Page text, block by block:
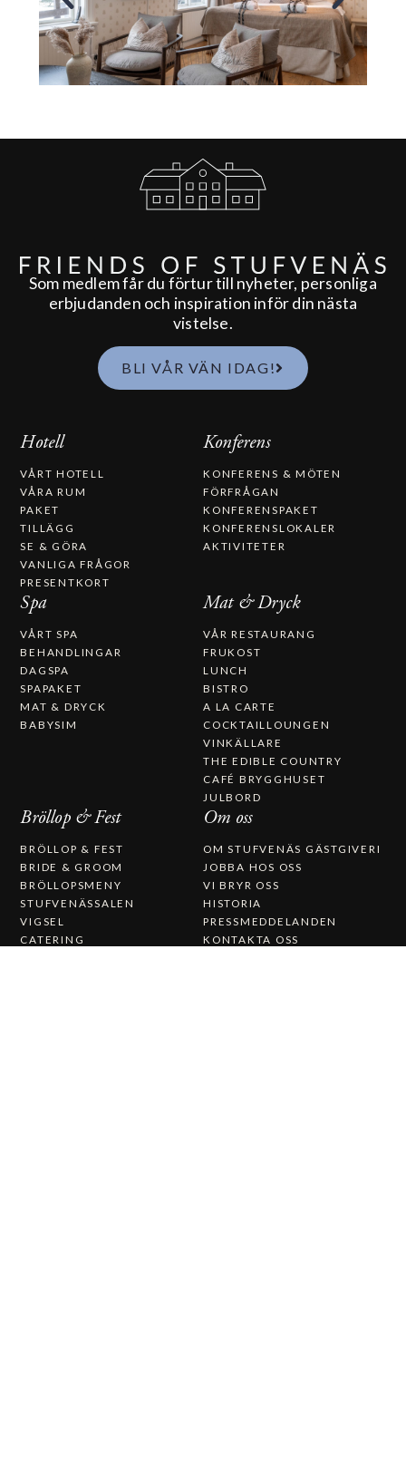
Som medlem får du förtur till nyheter, personliga
erbjudanden och inspiration inför din nästa
vistelse.
BLI VÅR VÄN IDAG!
Hotell
VÅRT HOTELL
VÅRA RUM
PAKET
TILLÄGG
SE & GÖRA
VANLIGA FRÅGOR
PRESENTKORT
Konferens
KONFERENS & MÖTEN
FÖRFRÅGAN
KONFERENSPAKET
KONFERENSLOKALER
AKTIVITETER
Spa
VÅRT SPA
BEHANDLINGAR
DAGSPA
SPAPAKET
MAT & DRYCK
BABYSIM
Mat & Dryck
VÅR RESTAURANG
FRUKOST
LUNCH
BISTRO
A LA CARTE
COCKTAILLOUNGEN
VINKÄLLARE
THE EDIBLE COUNTRY
CAFÉ BRYGGHUSET
JULBORD
Bröllop & Fest
BRÖLLOP & FEST
BRIDE & GROOM
BRÖLLOPSMENY
STUFVENÄSSALEN
VIGSEL
CATERING
Om oss
OM STUFVENÄS GÄSTGIVERI
JOBBA HOS OSS
VI BRYR OSS
HISTORIA
PRESSMEDDELANDEN
KONTAKTA OSS